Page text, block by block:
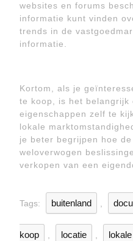
websites en forums
informatie kunt vinden
trends in de
informatie.
Kortom, als je
te koop, is het belangrijk
eigenschappen zelf te
lokale
je beter begrijpen hoe
weloverwogen
verkopen van een
Tags: buitenland
koop locatie